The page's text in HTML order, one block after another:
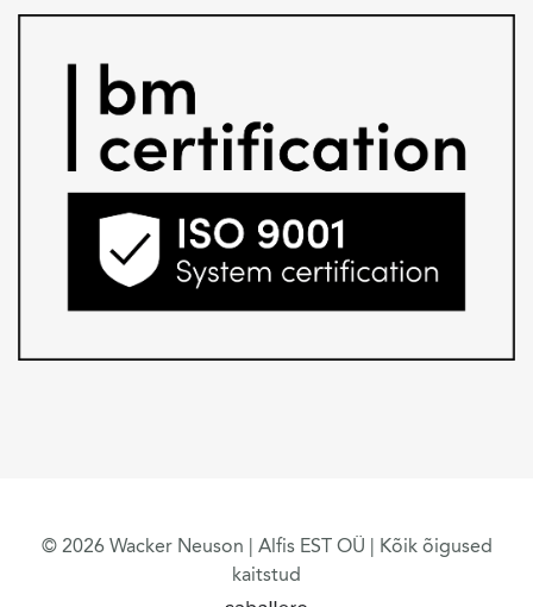
© 2026 Wacker Neuson | Alfis EST OÜ | Kõik õigused
kaitstud